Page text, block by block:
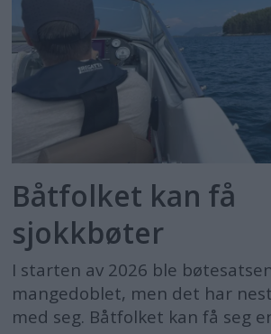
Båtfolket kan få
sjokkbøter
I starten av 2026 ble
mangedoblet, men det har
med seg. Båtfolket kan få seg